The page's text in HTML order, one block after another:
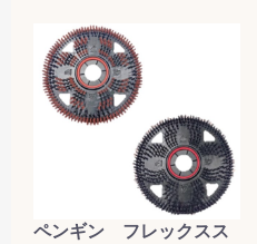
ペンギン フレックスス